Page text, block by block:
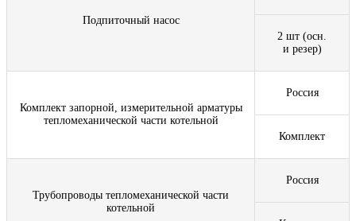
Подпиточный насос
2 шт (осн.
и резер)
Комплект запорной, измерительной арматуры
тепломеханической части котельной
Россия
Комплект
Трубопроводы тепломеханической части
котельной
Россия